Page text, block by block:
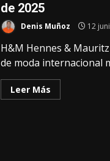
de 2025
Denis Muñoz 12
H&M Hennes &
de moda internacional
Leer Más